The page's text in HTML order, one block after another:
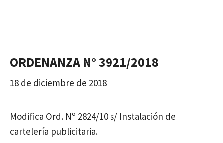
ORDENANZA N° 3921/2018
18 de diciembre de 2018
Modifica Ord. Nº 2824/10 s/ Instalación de
cartelería publicitaria.